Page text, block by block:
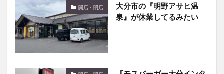
開店・閉店
大分市の『明野アサヒ温
泉』が休業してるみたい